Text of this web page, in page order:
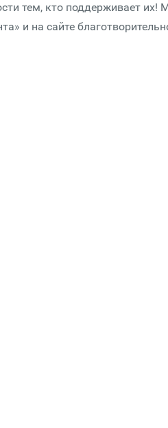
тем, кто поддерживает их!
и на сайте